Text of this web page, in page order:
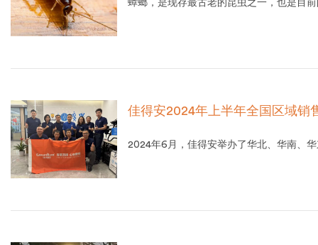
蟑螂，是现存最古老的昆虫之一，也是目
佳得安2024年上半年全国区域销
2024年6月，佳得安举办了华北、华南、